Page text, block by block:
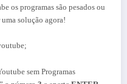
os programas são pesados ou
solução agora!